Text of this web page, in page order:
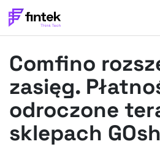
BANKOWOŚĆ
EVENTY
FELIETONY
WYWIADY
LEGAL
Comfino
zasięg.
odroczone
sklepach